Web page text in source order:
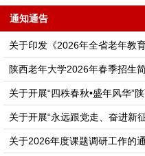
通知通告
关于印发《2026年全省老年教
陕西老年大学2026年春季招生
关于开展“永远跟党走、奋进新
关于2026年度课题调研工作的